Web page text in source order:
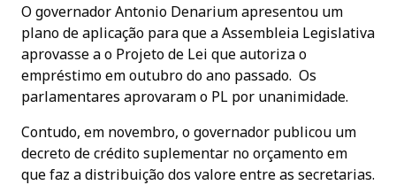
O governador Antonio Denarium apresentou um
plano de aplicação para que a Assembleia Legislativa
aprovasse a o Projeto de Lei que autoriza o
empréstimo em outubro do ano passado. Os
parlamentares aprovaram o PL por unanimidade.
Contudo, em novembro, o governador publicou um
decreto de crédito suplementar no orçamento em
que faz a distribuição dos valore entre as secretarias.